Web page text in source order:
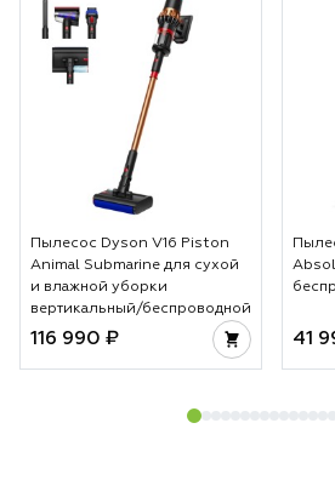
Пылесос Dyson V16 Piston
Animal Submarine для сухой
и влажной уборки
вертикальный/беспроводной
116 990 ₽ 41